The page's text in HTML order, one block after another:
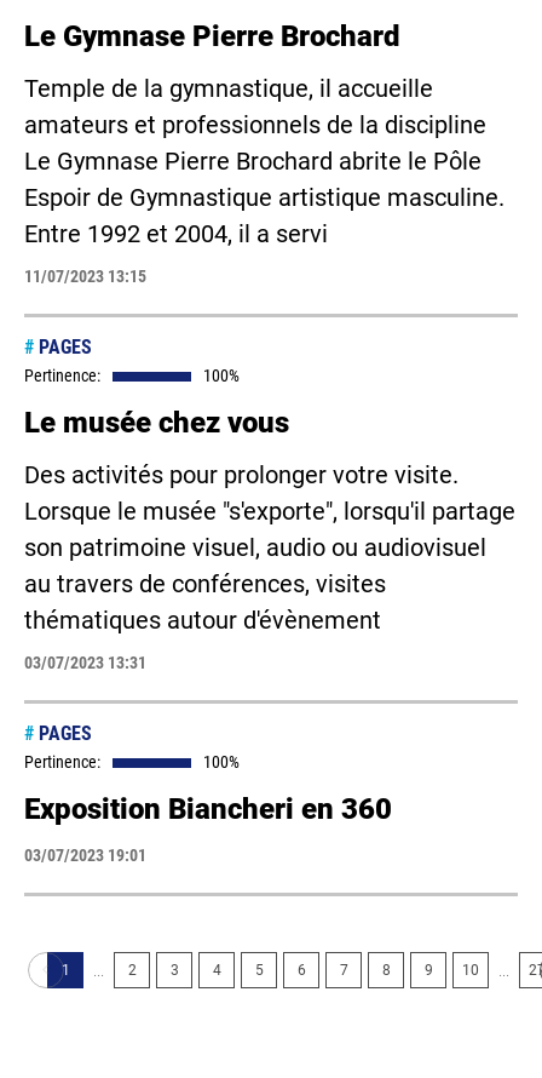
Le Gymnase Pierre Brochard
Temple de la gymnastique, il accueille
amateurs et professionnels de la discipline
Le Gymnase Pierre Brochard abrite le Pôle
Espoir de Gymnastique artistique masculine.
Entre 1992 et 2004, il a servi
11/07/2023 13:15
# PAGES
Pertinence: 100%
Le musée chez vous
Des activités pour prolonger votre visite.
Lorsque le musée "s'exporte", lorsqu'il partage
son patrimoine visuel, audio ou audiovisuel
au travers de conférences, visites
thématiques autour d'évènement
03/07/2023 13:31
# PAGES
Pertinence: 100%
Exposition Biancheri en 360
03/07/2023 19:01
1 2 3 4 5 6 7 8 9 10